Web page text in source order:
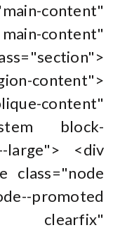
content"
content"
content">
content"
block-
large"> <div
class="node
promoted
clearfix"